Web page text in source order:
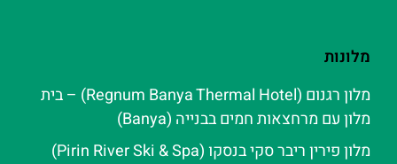
מלונות
מלון רגנום (Regnum Banya Thermal Hotel) – בית
מלון עם מרחצאות חמים בבנייה (Banya)
מלון פירין ריבר סקי בנסקו (Pirin River Ski & Spa‬)